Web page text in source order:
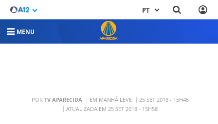
PT
MENU
POR TV APARECIDA EM MANHÃ LEVE
25 SET 2018 - 15H45
ATUALIZADA EM 25 SET 2018 - 15H58